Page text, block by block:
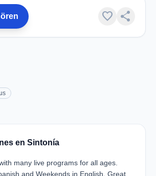
favorite share
en Sintonía
many live programs for all ages.
and Weekends in English. Great